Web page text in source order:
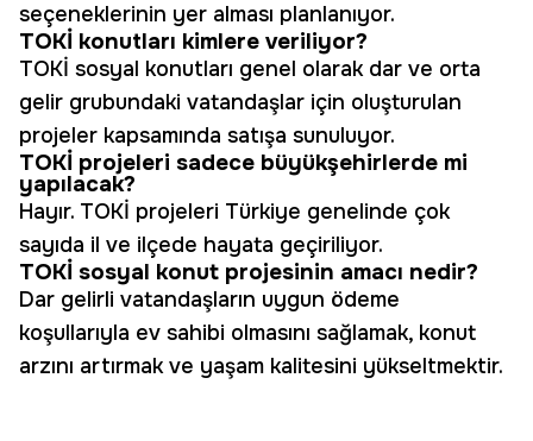
seçeneklerinin yer alması planlanıyor.
TOKİ konutları kimlere veriliyor?
TOKİ sosyal konutları genel olarak dar ve orta
gelir grubundaki vatandaşlar için oluşturulan
projeler kapsamında satışa sunuluyor.
TOKİ projeleri sadece büyükşehirlerde mi
yapılacak?
Hayır. TOKİ projeleri Türkiye genelinde çok
sayıda il ve ilçede hayata geçiriliyor.
TOKİ sosyal konut projesinin amacı nedir?
Dar gelirli vatandaşların uygun ödeme
koşullarıyla ev sahibi olmasını sağlamak, konut
arzını artırmak ve yaşam kalitesini yükseltmektir.